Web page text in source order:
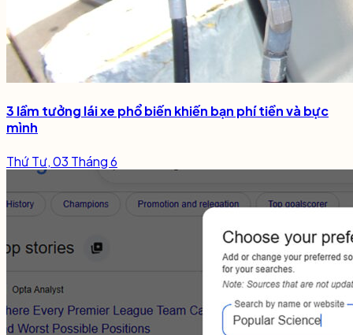
3 lầm tưởng lái xe phổ biến khiến bạn phí tiền và bực
mình
Thứ Tư, 03 Tháng 6